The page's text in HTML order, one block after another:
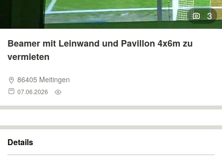
3
Beamer mit Leinwand und Pavillon 4x6m zu
vermieten
86405 Meitingen
07.06.2026
Details